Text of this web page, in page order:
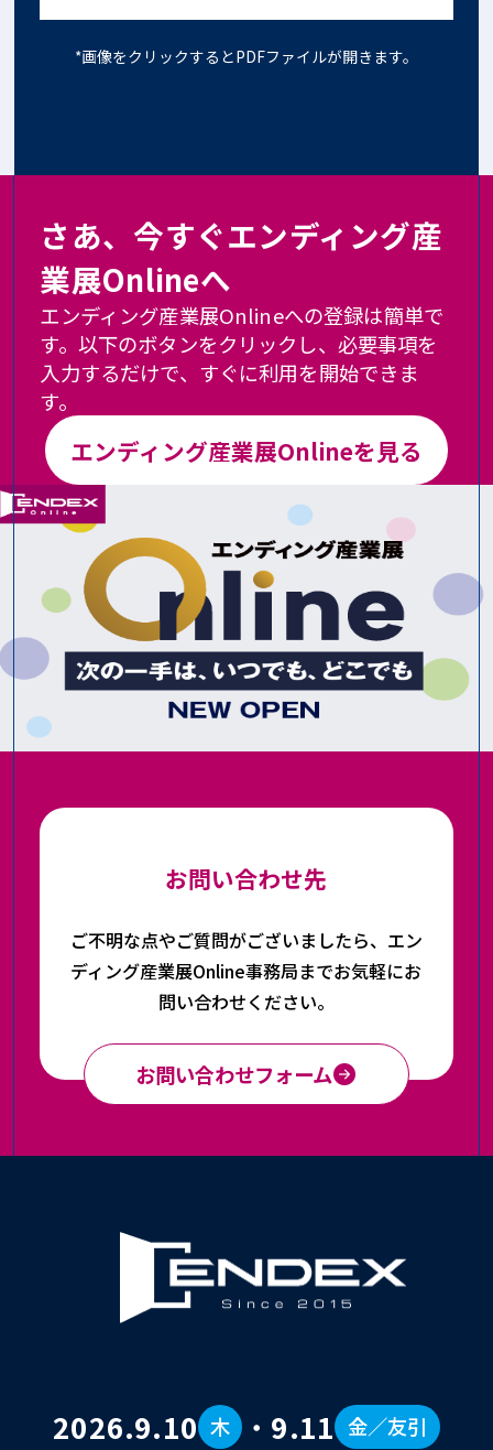
*画像をクリックするとPDFファイルが開きます。
さあ、今すぐエンディング産
業展Onlineへ
エンディング産業展Onlineへの登録は簡単で
す。以下のボタンをクリックし、必要事項を
入力するだけで、すぐに利用を開始できま
す。
エンディング産業展Onlineを見る
お問い合わせ先
ご不明な点やご質問がございましたら、エン
ディング産業展Online事務局までお気軽にお
問い合わせください。
お問い合わせフォーム
2026.9.10 木 ・ 9.11 金／友引